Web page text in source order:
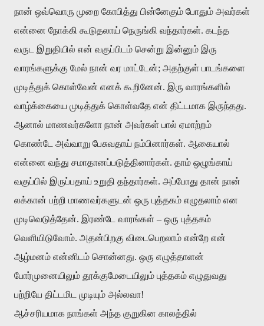
நான் ஒவ்வொரு முறை கோபித்து பின்னேகும் போதும் அவர்கள்
என்னை நோக்கி கூடுதலாய் நெருங்கி வந்தார்கள். கடந்த
வருட
இறுதியில் என் வகுப்பிடம் சென்று இன்னும் இரு
வாரங்களுக்கு மேல் நான் வர மாட்டேன்; அதற்குள் பாடங்களை
முடித்துக் கொள்வேன் எனக் கூறினேன். இரு வாரங்களில்
வாழ்க்கையை முடித்துக் கொள்வதே என் திட்டமாக இருந்தது.
ஆனால் மாணவர்களோ நான் அவர்கள் பால் ஏமாற்றம்
கொண்டே
அவ்வாறு பேசுவதாய் நம்பினார்கள். ஆகையால்
என்னை வந்து சமாதானப்படுத்தினார்கள். தாம் ஒழுங்காய்
வகுப்பில் இருப்பதாய் உறுதி தந்தார்கள். அப்போது தான் நான்
லக்கான் பற்றி மாணவர்களுடன் ஒரு புத்தகம் எழுதலாம் என
முடிவெடுத்தேன். இரண்டே வாரங்கள் – ஒரு புத்தகம்
வெளியிடுவோம். அதன்பிறகு விடைபெறலாம் என்றே என்
ஆழ்மனம் என்னிடம் சொன்னது. ஒரு எழுத்தாளன்
போர்முனையிலும் தூக்குமேடையிலும் புத்தகம் எழுதுவது
பற்றியே திட்டமிட முடியும் அல்லவா!
ஆச்சரியமாக நாங்கள் அந்த குறுகின காலத்தில்